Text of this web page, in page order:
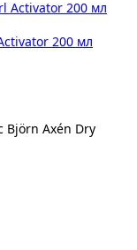
200 мл
Björn Axén Dry